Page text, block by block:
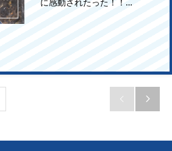
に感動されたった！！…
 